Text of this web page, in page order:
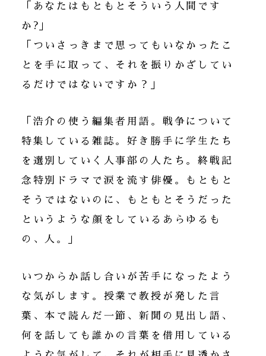
「あなたはもともとそういう人間です
か?」
「ついさっきまで思ってもいなかったこ
とを手に取って、それを振りかざしてい
るだけではないですか？」
「浩介の使う編集者用語。戦争について
特集している雑誌。好き勝手に学生たち
を選別していく人事部の人たち。終戦記
念特別ドラマで涙を流す俳優。もともと
そうではないのに、もともとそうだった
というような顔をしているあらゆるも
の、人。」
いつからか話し合いが苦手になったよう
な気がします。授業で教授が発した言
葉、本で読んだ一節、新聞の見出し語、
何を話しても誰かの言葉を借用している